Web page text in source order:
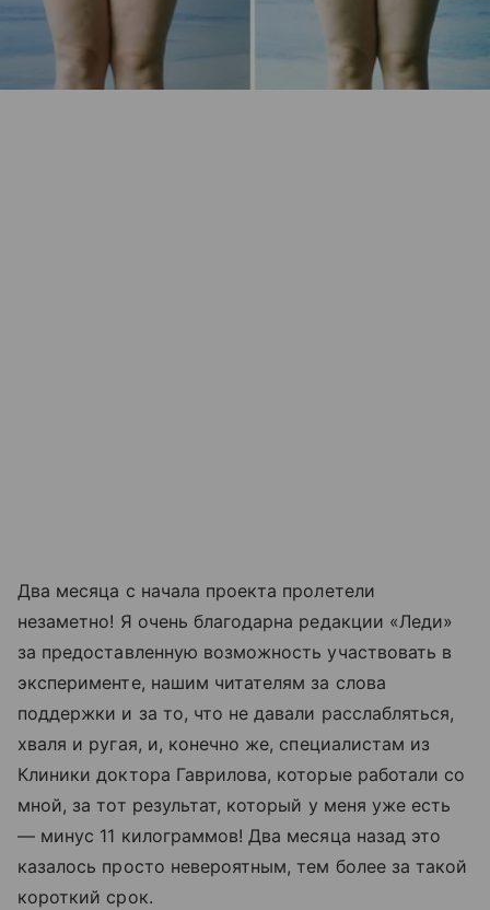
Два месяца с начала проекта пролетели
незаметно! Я очень благодарна редакции «Леди»
за предоставленную возможность участвовать в
эксперименте, нашим читателям за слова
поддержки и за то, что не давали расслабляться,
хваля и ругая, и, конечно же, специалистам из
Клиники доктора Гаврилова, которые работали со
мной, за тот результат, который у меня уже есть
— минус 11 килограммов! Два месяца назад это
казалось просто невероятным, тем более за такой
короткий срок.